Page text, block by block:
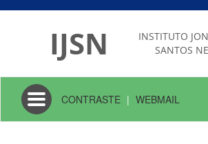
IJSN
INSTITUTO
SANTOS
Toggle
navigation
CONTRASTE | WEBMAIL